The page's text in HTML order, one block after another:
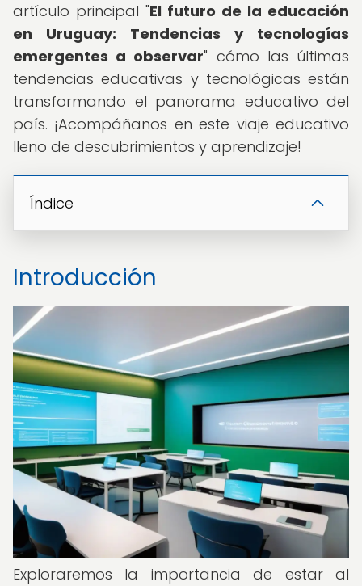
artículo principal "El futuro de la educación
en Uruguay: Tendencias y tecnologías
emergentes a observar" cómo las últimas
tendencias educativas y tecnológicas están
transformando el panorama educativo del
país. ¡Acompáñanos en este viaje educativo
lleno de descubrimientos y aprendizaje!
Índice
Introducción
Exploraremos la importancia de estar al